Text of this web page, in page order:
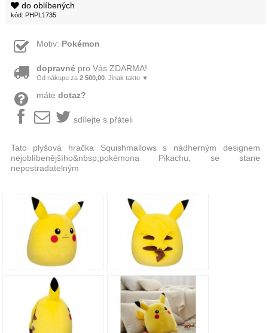
do oblíbených
kód: PHPL1735
Motiv: Pokémon
dopravnépro Vás ZDARMA!
Od nákupu za 2 500,00. Jinak takto ▼
máte dotaz?
sdílejte s přáteli
Tato plyšová hračka Squishmallows s nádherným designem
nejoblíbenějšího&nbsp;pokémona Pikachu, se stane
nepostradatelným